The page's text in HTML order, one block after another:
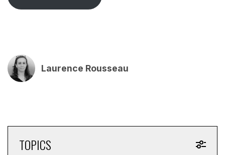
Laurence Rousseau
TOPICS